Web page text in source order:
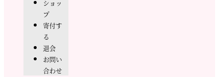
ショッ
プ
寄付す
る
退会
お問い
合わせ